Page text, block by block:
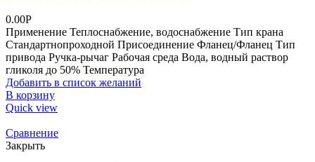
0.00Р
Применение Теплоснабжение, водоснабжение Тип крана
Стандартнопроходной Присоединение Фланец/Фланец Тип
привода Ручка-рычаг Рабочая среда Вода, водный раствор
гликоля до 50% Температура
Добавить в список желаний
В корзину
Quick view
Сравнение
Закрыть